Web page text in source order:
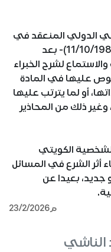
الدولي المنعقد في
دورة مؤتمره الثالث بعمان/الأردن (11/10/1986)- بعد
لشرح الخبراء
عليها في المادة
أو لما يترتب عليها
ذلك من المحاذير
الكويتي
أثر الشرع في المسائل
جديد، بعيدا عن
23/2/2026م
الناشي